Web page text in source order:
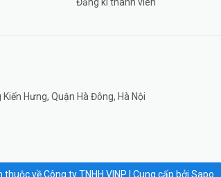
Hưng, Quận Hà Đông, Hà Nội
về Công ty TNHH VINP Cung cấp bởi Sapo